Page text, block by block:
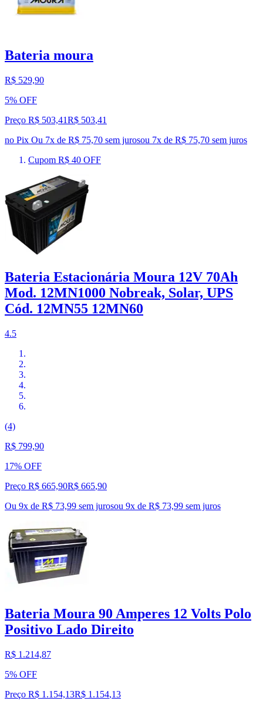
Bateria moura
R$ 529,90
5% OFF
Preço R$ 503,41R$ 503,41
no Pix Ou 7x de R$ 75,70 sem jurosou 7x de R$ 75,70 sem juros
Cupom R$ 40 OFF
Bateria Estacionária Moura 12V 70Ah
Mod. 12MN1000 Nobreak, Solar, UPS
Cód. 12MN55 12MN60
4.5
(4)
R$ 799,90
17% OFF
Preço R$ 665,90R$ 665,90
Ou 9x de R$ 73,99 sem jurosou 9x de R$ 73,99 sem juros
Bateria Moura 90 Amperes 12 Volts Polo
Positivo Lado Direito
R$ 1.214,87
5% OFF
Preço R$ 1.154,13R$ 1.154,13